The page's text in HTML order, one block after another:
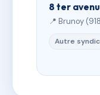
8 ter
📍 Brunoy
Autre syndic